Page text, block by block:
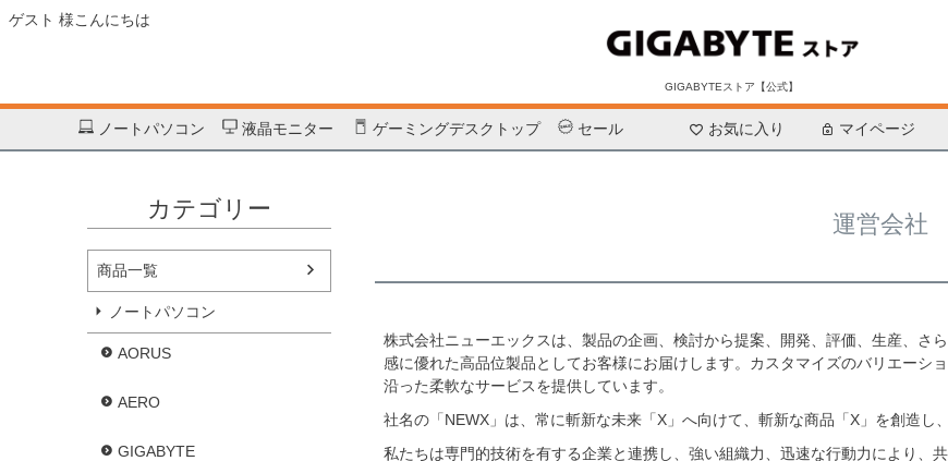
ゲスト 様こんにちは
GIGABYTEストア【公式】
ノートパソコン 液晶モニター ゲーミングデスクトップ セール お気に入り マイページ
検索
カテゴリー
商品一覧
ノートパソコン
AORUS
AERO
GIGABYTE
運営会社
株式会社ニューエックスは、製品の企画、検討から提案、開発、評価、生産、さ
感に優れた高品位製品としてお客様にお届けします。カスタマイズのバリエーシ
沿った柔軟なサービスを提供しています。
社名の「NEWX」は、常に斬新な未来「X」へ向けて、斬新な商品「X」を創造し
私たちは専門的技術を有する企業と連携し、強い組織力、迅速な行動力により、